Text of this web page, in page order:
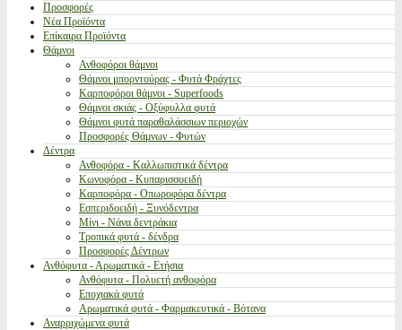
Προσφορές
Νέα Προϊόντα
Επίκαιρα Προϊόντα
Θάμνοι
Ανθοφόροι θάμνοι
Θάμνοι μπορντούρας - Φυτά Φράχτες
Καρποφόροι θάμνοι - Superfoods
Θάμνοι σκιάς - Οξύφυλλα φυτά
Θάμνοι φυτά παραθαλάσσιων περιοχών
Προσφορές Θάμνων - Φυτών
Δέντρα
Ανθοφόρα - Καλλωπιστικά δέντρα
Κωνοφόρα - Κυπαρισσοειδή
Καρποφόρα - Οπωροφόρα δέντρα
Εσπεριδοειδή - Ξυνόδεντρα
Μίνι - Νάνα δεντράκια
Τροπικά φυτά - δένδρα
Προσφορές Δέντρων
Ανθόφυτα - Αρωματικά - Ετήσια
Ανθόφυτα - Πολυετή ανθοφόρα
Εποχιακά φυτά
Αρωματικά φυτά - Φαρμακευτικά - Βότανα
Αναρριχώμενα φυτά